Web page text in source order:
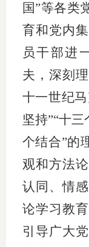
国”等各类
育和党内
员干部进
夫，深刻
十一世纪
坚持”“十
个结合”的
观和方法
认同、情
论学习教
引导广大